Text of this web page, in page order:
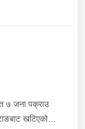
७ जना पक्राउ